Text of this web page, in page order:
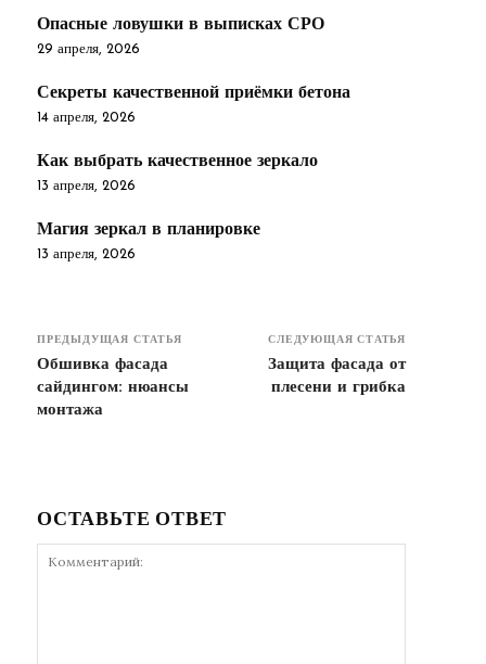
Опасные ловушки в выписках СРО
29 апреля, 2026
Секреты качественной приёмки бетона
14 апреля, 2026
Как выбрать качественное зеркало
13 апреля, 2026
Магия зеркал в планировке
13 апреля, 2026
ПРЕДЫДУЩАЯ СТАТЬЯ
Обшивка фасада
сайдингом: нюансы
монтажа
СЛЕДУЮЩАЯ СТАТЬЯ
Защита фасада от
плесени и грибка
ОСТАВЬТЕ ОТВЕТ